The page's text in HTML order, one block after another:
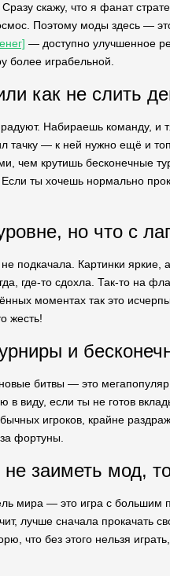
скажу, что я фанат
Поэтому моды здесь —
— доступно улучшенное
более играбельной.
как не слить
Набираешь команду, и
тачку — к ней нужно ещё и
чем крутишь бесконечные
ты хочешь нормально
но что с
не подкачала. Картинки
где-то сдохла. Так-то на
моментах так это
жесть!
и
битвы — это
в виду, если ты не готов
игроков, крайне
фортуны.
заиметь мод,
мира — это игра с большим
лучше сначала
что без этого нельзя